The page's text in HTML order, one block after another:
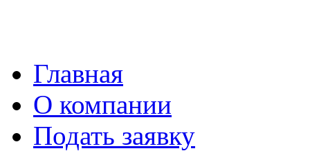
Главная
О компании
Подать заявку